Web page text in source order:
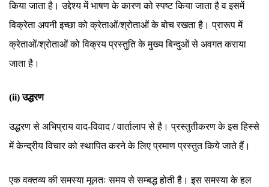
किया जाता है। उद्देश्य में भाषण के कारण को स्पष्ट किया जाता है व इसमें
विक्रेता अपनी इच्छा को क्रेताओं/श्रोताओं के बोच रखता है। प्रारूप में
क्रेताओं/श्रोताओं को विक्रय प्रस्तुति के मुख्य बिन्दुओं से अवगत कराया
जाता है।
(ii) उद्धरण
उद्धरण से अभिप्राय वाद-विवाद / वार्तालाप से है। प्रस्तुतीकरण के इस हिस्से
में केन्द्रीय विचार को स्थापित करने के लिए प्रमाण प्रस्तुत किये जाते हैं।
एक वक्तव्य की समस्या मूलतः समय से सम्बद्ध होती है। इस समस्या के हल